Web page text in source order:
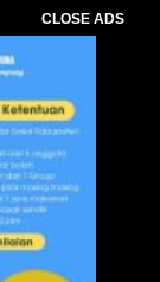
CLOSE ADS